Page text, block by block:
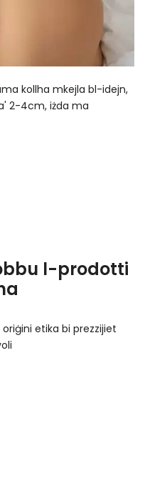
kollha mkejla bl-idejn,
2-4cm, iżda ma
l-prodotti
etika bi prezzijiet